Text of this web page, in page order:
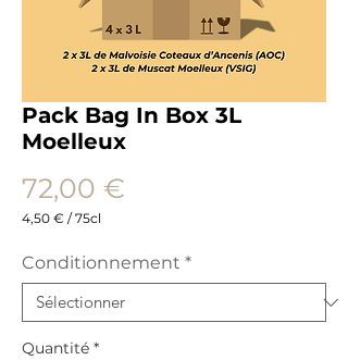
Pack Bag In Box 3L
Moelleux
72,00 €
4,50 € /75cl
75
Centilitres
Conditionnement *
Quantité *